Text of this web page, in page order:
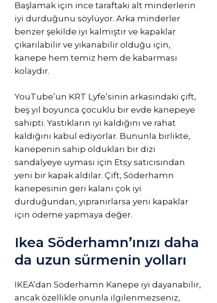
Başlamak için ince taraftaki alt minderlerin
iyi durduğunu söylüyor. Arka minderler
benzer şekilde iyi kalmıştır ve kapaklar
çıkarılabilir ve yıkanabilir olduğu için,
kanepe hem temiz hem de kabarması
kolaydır.
YouTube’un KRT Lyfe’sinin arkasındaki çift,
beş yıl boyunca çocuklu bir evde kanepeye
sahipti. Yastıkların iyi kaldığını ve rahat
kaldığını kabul ediyorlar. Bununla birlikte,
kanepenin sahip oldukları bir dizi
sandalyeye uyması için Etsy satıcısından
yeni bir kapak aldılar. Çift, Söderhamn
kanepesinin geri kalanı çok iyi
durduğundan, yıpranırlarsa yeni kapaklar
için ödeme yapmaya değer.
Ikea Söderhamn’ınızı daha
da uzun sürmenin yolları
IKEA’dan Söderhamn Kanepe iyi dayanabilir,
ancak özellikle onunla ilgilenmezseniz,